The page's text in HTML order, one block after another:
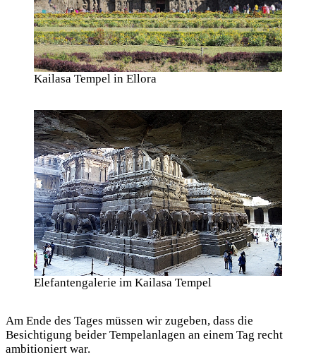
Kailasa Tempel in Ellora
Elefantengalerie im Kailasa Tempel
Am Ende des Tages müssen wir zugeben, dass die
Besichtigung beider Tempelanlagen an einem Tag recht
ambitioniert war.